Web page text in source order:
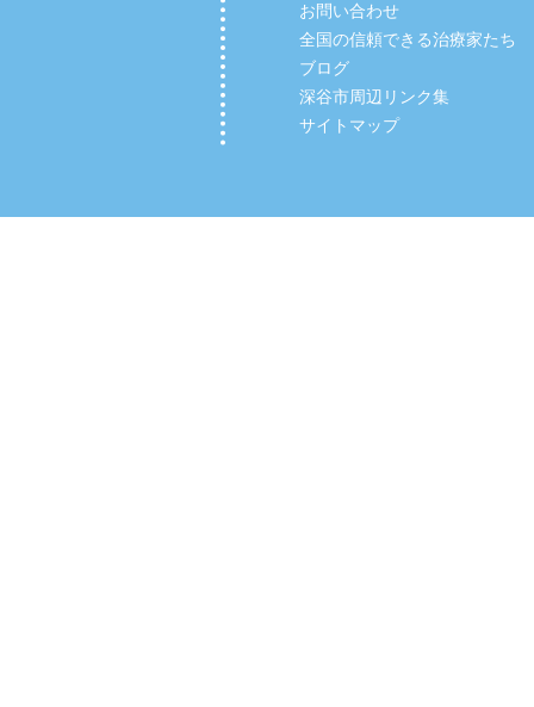
お問い合わせ
全国の信頼できる治療家たち
ブログ
深谷市周辺リンク集
サイトマップ